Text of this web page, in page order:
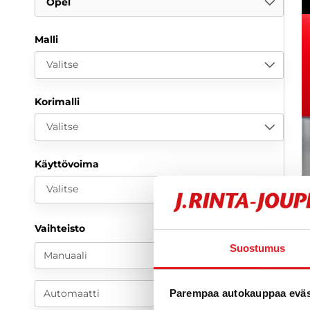
Suostumus
Parempaa autokauppaa
Malli
Valitse
Korimalli
Valitse
Käyttövoima
Valitse
Vaihteisto
Manuaali
Automaatti